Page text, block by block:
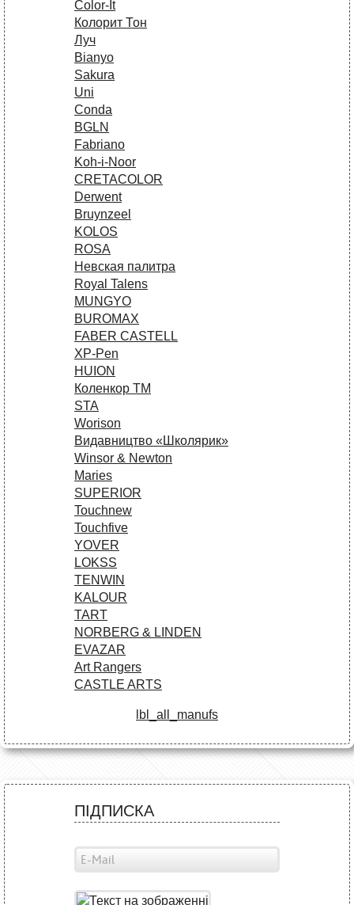
Сolor-It
Колорит Тон
Луч
Bianyo
Sakura
Uni
Conda
BGLN
Fabriano
Koh-i-Noor
CRETACOLOR
Derwent
Bruynzeel
KOLOS
ROSA
Невская палитра
Royal Talens
MUNGYO
BUROMAX
FABER CASTELL
XP-Pen
HUION
Коленкор ТМ
STA
Worison
Видавництво «Школярик»
Winsor & Newton
Maries
SUPERIOR
Touchnew
Touchfive
YOVER
LOKSS
TENWIN
KALOUR
TART
NORBERG & LINDEN
EVAZAR
Art Rangers
CASTLE ARTS
lbl_all_manufs
ПІДПИСКА